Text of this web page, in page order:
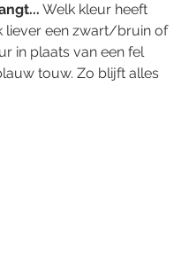
Welk kleur heeft
liever een zwart/bruin of
in plaats van een fel
touw. Zo blijft alles